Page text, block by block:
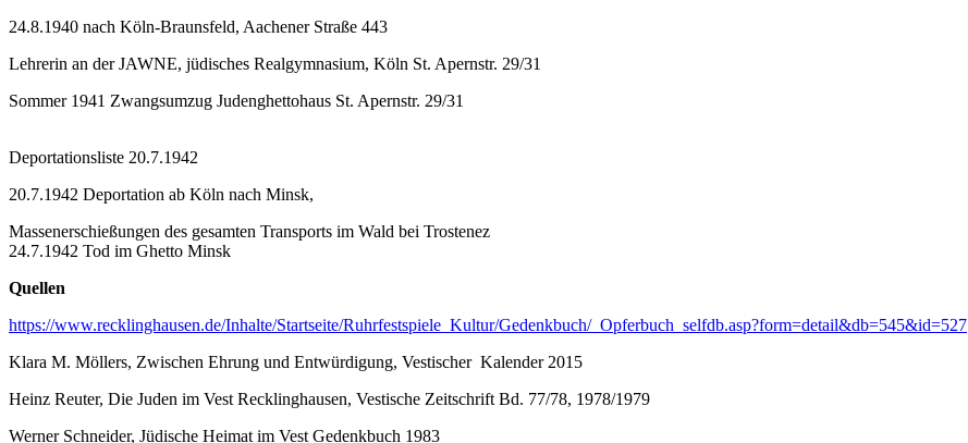
24.8.1940 nach Köln-Braunsfeld, Aachener Straße 443
Lehrerin an der JAWNE, jüdisches Realgymnasium, Köln St. Apernstr. 29/31
Sommer 1941 Zwangsumzug Judenghettohaus St. Apernstr. 29/31
Deportationsliste 20.7.1942
20.7.1942 Deportation ab Köln nach Minsk,
Massenerschießungen des gesamten Transports im Wald bei Trostenez
24.7.1942 Tod im Ghetto Minsk
Quellen
https://www.recklinghausen.de/Inhalte/Startseite/Ruhrfestspiele_Kultur/Gedenkbuch/_Opferbuch_selfdb.asp?form=detail&db=545&id=527
Klara M. Möllers, Zwischen Ehrung und Entwürdigung, Vestischer Kalender 2015
Heinz Reuter, Die Juden im Vest Recklinghausen, Vestische Zeitschrift Bd. 77/78, 1978/1979
Werner Schneider, Jüdische Heimat im Vest Gedenkbuch 1983